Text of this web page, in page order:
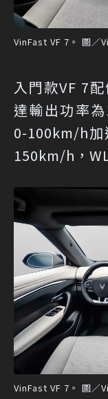
VinFast VF 7。 圖／
入門款VF 7
達輸出功率
0-100km/h加
150km/h，
VinFast VF 7。 圖／